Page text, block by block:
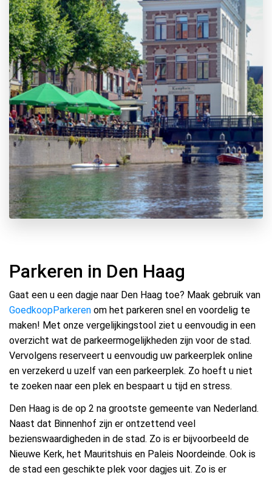
Parkeren in Den Haag
Gaat een u een dagje naar Den Haag toe? Maak gebruik van
GoedkoopParkeren om het parkeren snel en voordelig te
maken! Met onze vergelijkingstool ziet u eenvoudig in een
overzicht wat de parkeermogelijkheden zijn voor de stad.
Vervolgens reserveert u eenvoudig uw parkeerplek online
en verzekerd u uzelf van een parkeerplek. Zo hoeft u niet
te zoeken naar een plek en bespaart u tijd en stress.
Den Haag is de op 2 na grootste gemeente van Nederland.
Naast dat Binnenhof zijn er ontzettend veel
bezienswaardigheden in de stad. Zo is er bijvoorbeeld de
Nieuwe Kerk, het Mauritshuis en Paleis Noordeinde. Ook is
de stad een geschikte plek voor dagjes uit. Zo is er